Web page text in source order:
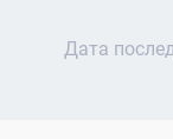
Дата